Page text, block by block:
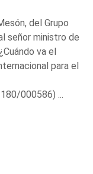
del Grupo
señor ministro de
va el
para el
000586) ...